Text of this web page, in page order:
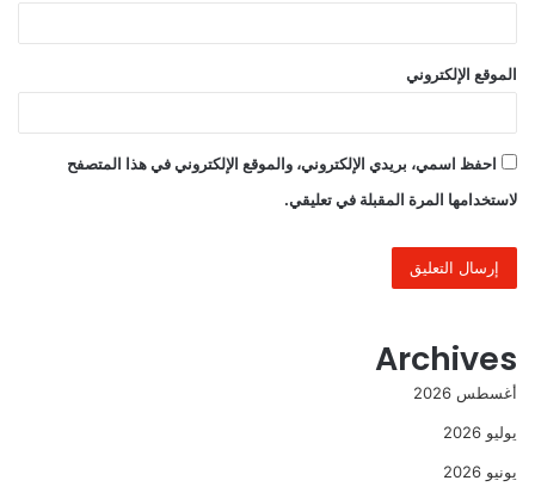
الموقع الإلكتروني
احفظ اسمي، بريدي الإلكتروني، والموقع الإلكتروني في هذا المتصفح
لاستخدامها المرة المقبلة في تعليقي.
Archives
أغسطس 2026
يوليو 2026
يونيو 2026